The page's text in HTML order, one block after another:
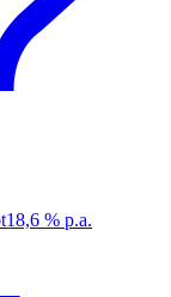
18,6 % p.a.